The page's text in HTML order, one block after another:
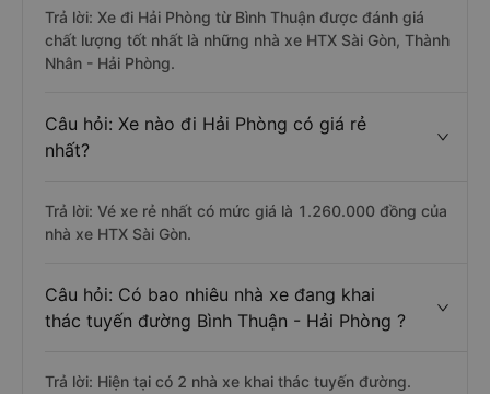
Trả lời: Xe đi Hải Phòng từ Bình Thuận được đánh giá
chất lượng tốt nhất là những nhà xe HTX Sài Gòn, Thành
Nhân - Hải Phòng.
Câu hỏi: Xe nào đi Hải Phòng có giá rẻ
nhất?
Trả lời: Vé xe rẻ nhất có mức giá là 1.260.000 đồng của
nhà xe HTX Sài Gòn.
Câu hỏi: Có bao nhiêu nhà xe đang khai
thác tuyến đường Bình Thuận - Hải Phòng ?
Trả lời: Hiện tại có 2 nhà xe khai thác tuyến đường.